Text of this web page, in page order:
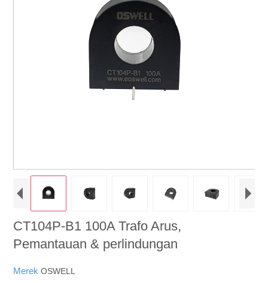
CT104P-B1 100A Trafo Arus,
Pemantauan & perlindungan
MerekOSWELL